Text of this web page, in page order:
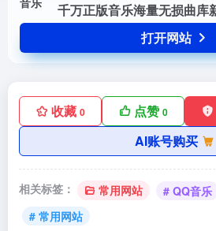
千万正版音乐海量无损曲库
打开网站
收藏 0 点赞0
AI账号购买
相关标签： 常用网站 # QQ音乐
# 常用网站